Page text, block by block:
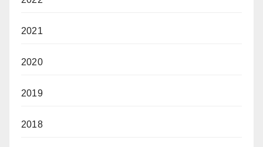
2021
2020
2019
2018